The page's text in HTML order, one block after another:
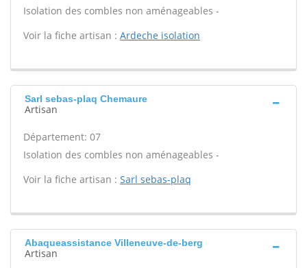
Isolation des combles non aménageables -
Voir la fiche artisan : Ardeche isolation
Sarl sebas-plaq Chemaure
Artisan
Département: 07
Isolation des combles non aménageables -
Voir la fiche artisan : Sarl sebas-plaq
Abaqueassistance Villeneuve-de-berg
Artisan